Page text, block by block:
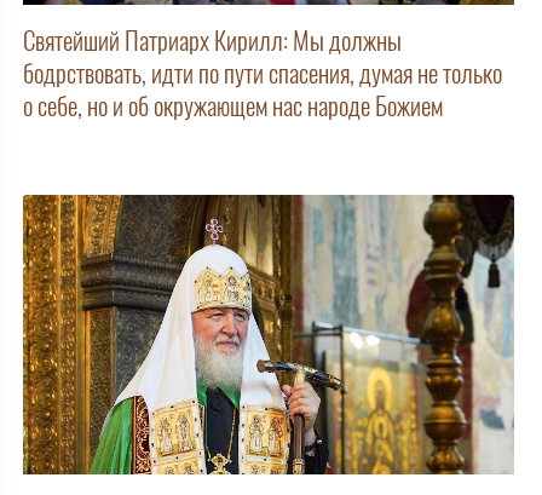
Святейший Патриарх Кирилл: Мы должны
бодрствовать, идти по пути спасения, думая не только
о себе, но и об окружающем нас народе Божием